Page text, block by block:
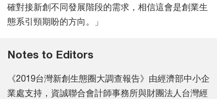
確對接新創不同發展階段的需求，相信這會是創業生
態系引頸期盼的方向。」
Notes to Editors
《2019台灣新創生態圈大調查報告》由經濟部中小企
業處支持，資誠聯合會計師事務所與財團法人台灣經